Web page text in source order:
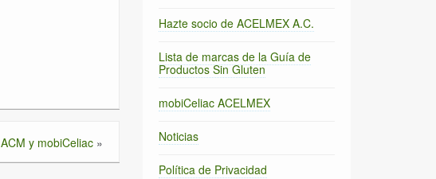
ACM y mobiCeliac »
Hazte socio de ACELMEX A.C.
Lista de marcas de la Guía de
Productos Sin Gluten
mobiCeliac ACELMEX
Noticias
Política de Privacidad